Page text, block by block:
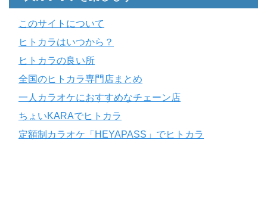
このサイトについて
ヒトカラはいつから？
ヒトカラの良い所
全国のヒトカラ専門店まとめ
一人カラオケにおすすめなチェーン店
ちょいKARAでヒトカラ
定額制カラオケ「HEYAPASS」でヒトカラ